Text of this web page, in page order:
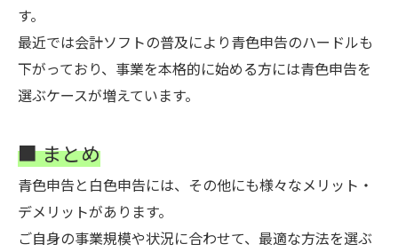
す。
最近では会計ソフトの普及により青色申告のハードルも
下がっており、事業を本格的に始める方には青色申告を
選ぶケースが増えています。
■ まとめ
青色申告と白色申告には、その他にも様々なメリット・
デメリットがあります。
ご自身の事業規模や状況に合わせて、最適な方法を選ぶ